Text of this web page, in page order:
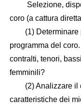
Selezione,
coro (a cattura
(1) Determinare
programma del
contralti, tenori,
femminili?
(2) Analizzare il
caratteristiche dei